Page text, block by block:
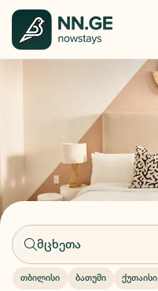
თბილისი ბათუმი ქუთაისი